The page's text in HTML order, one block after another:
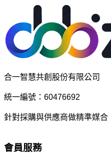
合一智慧共創股份有限公司
統一編號：60476692
針對採購與供應商做精準媒
會員服務